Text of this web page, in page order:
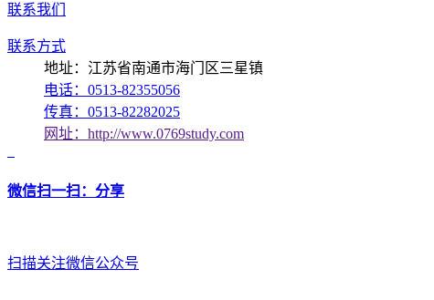
联系我们
联系方式
地址：江苏省南通市海门区三星镇
电话：0513-82355056
传真：0513-82282025
网址：http://www.0769study.com
微信扫一扫：分享
扫描关注微信公众号